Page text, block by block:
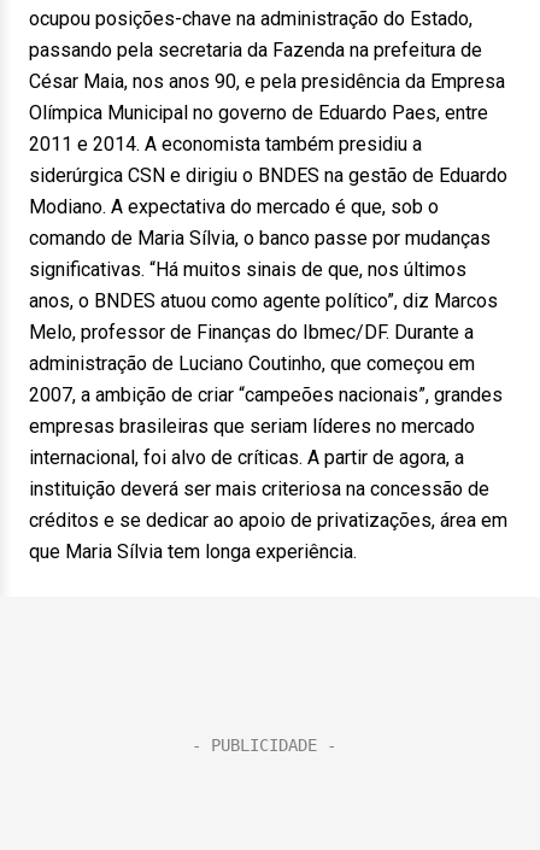
ocupou posições-chave na administração do Estado,
passando pela secretaria da Fazenda na prefeitura de
César Maia, nos anos 90, e pela presidência da Empresa
Olímpica Municipal no governo de Eduardo Paes, entre
2011 e 2014. A economista também presidiu a
siderúrgica CSN e dirigiu o BNDES na gestão de Eduardo
Modiano. A expectativa do mercado é que, sob o
comando de Maria Sílvia, o banco passe por mudanças
significativas. “Há muitos sinais de que, nos últimos
anos, o BNDES atuou como agente político”, diz Marcos
Melo, professor de Finanças do Ibmec/DF. Durante a
administração de Luciano Coutinho, que começou em
2007, a ambição de criar “campeões nacionais”, grandes
empresas brasileiras que seriam líderes no mercado
internacional, foi alvo de críticas. A partir de agora, a
instituição deverá ser mais criteriosa na concessão de
créditos e se dedicar ao apoio de privatizações, área em
que Maria Sílvia tem longa experiência.